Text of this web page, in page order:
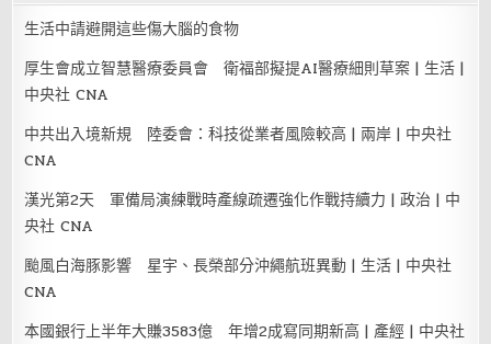
生活中請避開這些傷大腦的食物
厚生會成立智慧醫療委員會 衛福部擬提AI醫療細則草案 | 生活 |
中央社 CNA
中共出入境新規 陸委會：科技從業者風險較高 | 兩岸 | 中央社
CNA
漢光第2天 軍備局演練戰時產線疏遷強化作戰持續力 | 政治 | 中
央社 CNA
颱風白海豚影響 星宇、長榮部分沖繩航班異動 | 生活 | 中央社
CNA
本國銀行上半年大賺3583億 年增2成寫同期新高 | 產經 | 中央社